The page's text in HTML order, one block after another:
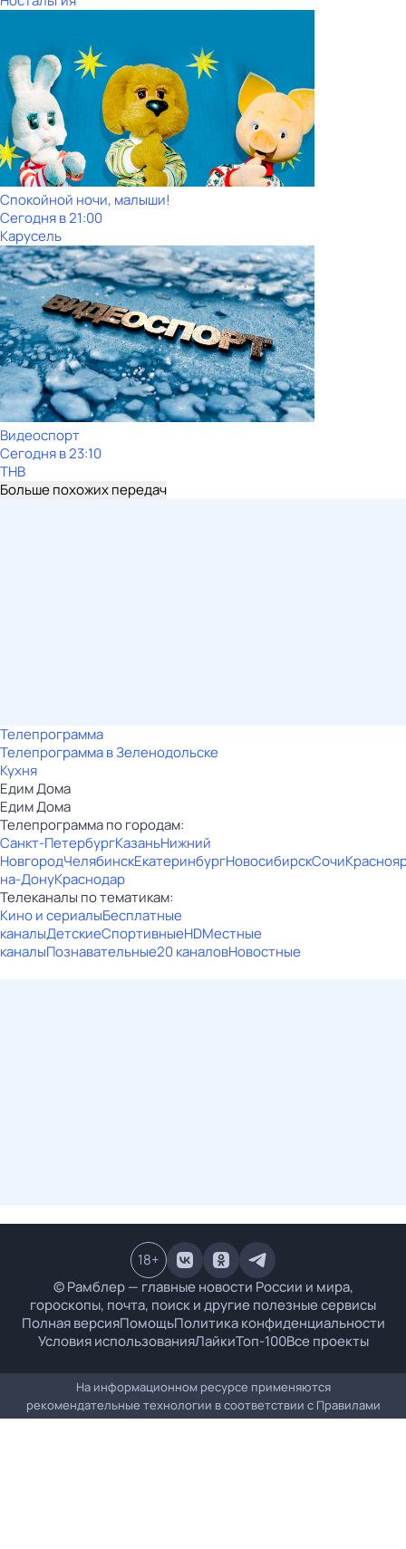
Спокойной ночи, малыши!
Сегодня в 21:00
Карусель
Видеоспорт
Сегодня в 23:10
ТНВ
Больше похожих передач
Телепрограмма
Телепрограмма в Зеленодольске
Кухня
Едим Дома
Едим Дома
Телепрограмма по городам:
Санкт-ПетербургКазаньНижний
НовгородЧелябинскЕкатеринбургНовосибирскСочи
на-ДонуКраснодар
Телеканалы по тематикам:
Кино и сериалыБесплатные
каналыДетскиеСпортивныеHDМестные
каналыПознавательные20 каналовНовостные
© Рамблер — главные новости России и мира,
гороскопы, почта, поиск и другие полезные сервисы
Полная версияПомощьПолитика конфиденциальности
Условия использованияЛайкиТоп-100Все проекты
18+
На информационном ресурсе применяются
рекомендательные технологии в соответствии с Правилами